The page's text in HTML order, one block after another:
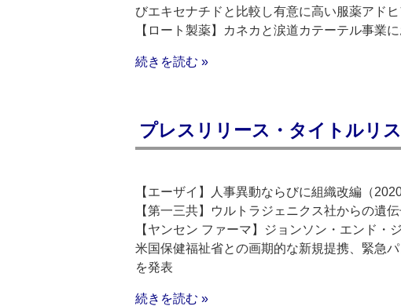
びエキセナチドと比較し有意に高い服薬アド
【ロート製薬】カネカと涙道カテーテル事業
続きを読む »
プレスリリース・タイトルリ
【エーザイ】人事異動ならびに組織改編（
【第一三共】ウルトラジェニクス社からの遺
【ヤンセン ファーマ】ジョンソン・エンド・
米国保健福祉省との画期的な新規提携、緊急
を発表
続きを読む »